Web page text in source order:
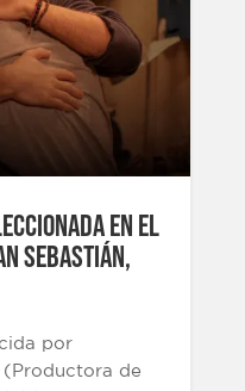
en el
Sebastián,
por
(Productora de